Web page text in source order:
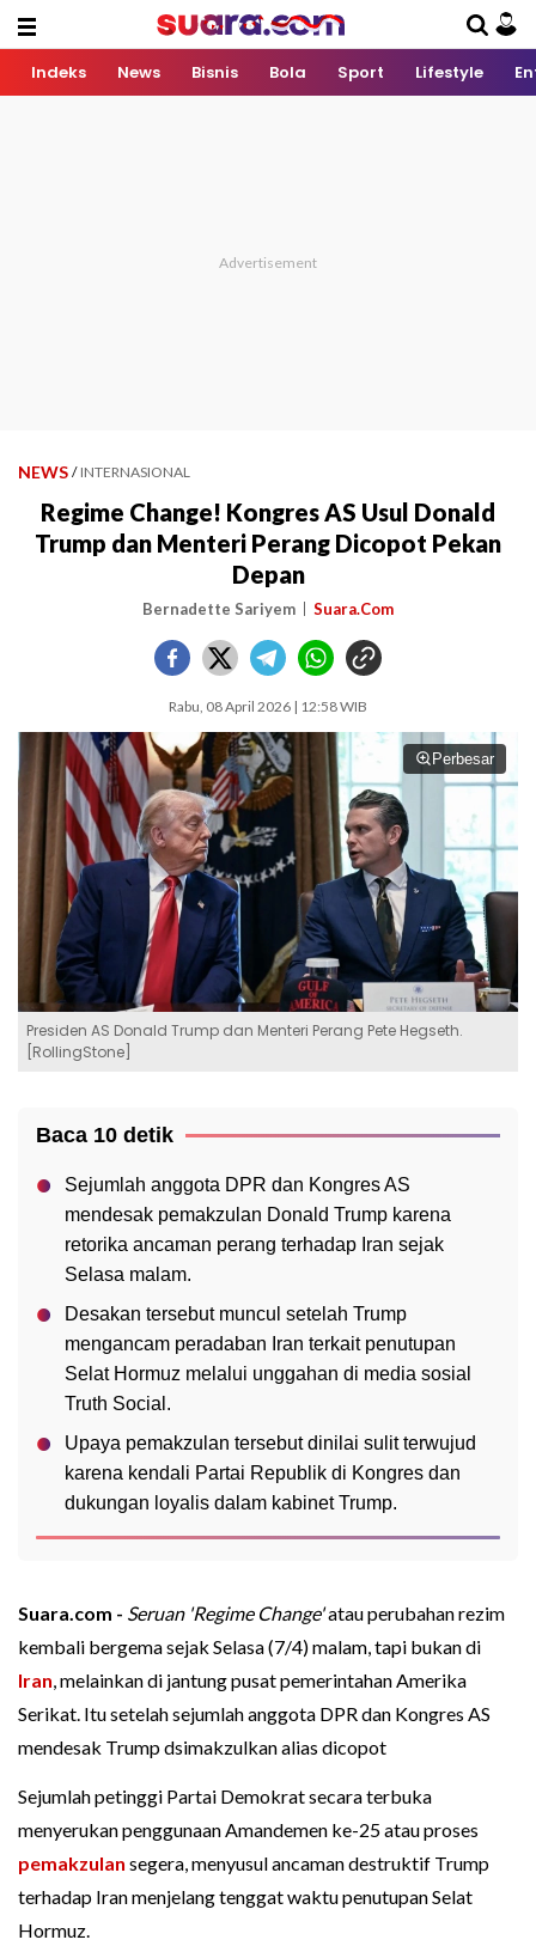
Indeks News Bisnis Bola Sport Lifestyle
NEWS / INTERNASIONAL
Regime Change! Kongres AS Usul Donald
Trump dan Menteri Perang Dicopot Pekan
Depan
Bernadette Sariyem Suara.Com
Rabu, 08 April 2026 | 12:58 WIB
Perbesar
Presiden AS Donald Trump dan Menteri Perang Pete Hegseth.
[RollingStone]
Baca 10 detik
Sejumlah anggota DPR dan Kongres AS
mendesak pemakzulan Donald Trump karena
retorika ancaman perang terhadap Iran sejak
Selasa malam.
Desakan tersebut muncul setelah Trump
mengancam peradaban Iran terkait penutupan
Selat Hormuz melalui unggahan di media sosial
Truth Social.
Upaya pemakzulan tersebut dinilai sulit terwujud
karena kendali Partai Republik di Kongres dan
dukungan loyalis dalam kabinet Trump.
Suara.com - Seruan 'Regime Change'atau perubahan rezim
kembali bergema sejak Selasa (7/4) malam, tapi bukan di
Iran, melainkan di jantung pusat pemerintahan Amerika
Serikat. Itu setelah sejumlah anggota DPR dan Kongres AS
mendesak Trump dsimakzulkan alias dicopot
Sejumlah petinggi Partai Demokrat secara terbuka
menyerukan penggunaan Amandemen ke-25 atau proses
pemakzulan segera, menyusul ancaman destruktif Trump
terhadap Iran menjelang tenggat waktu penutupan Selat
Hormuz.